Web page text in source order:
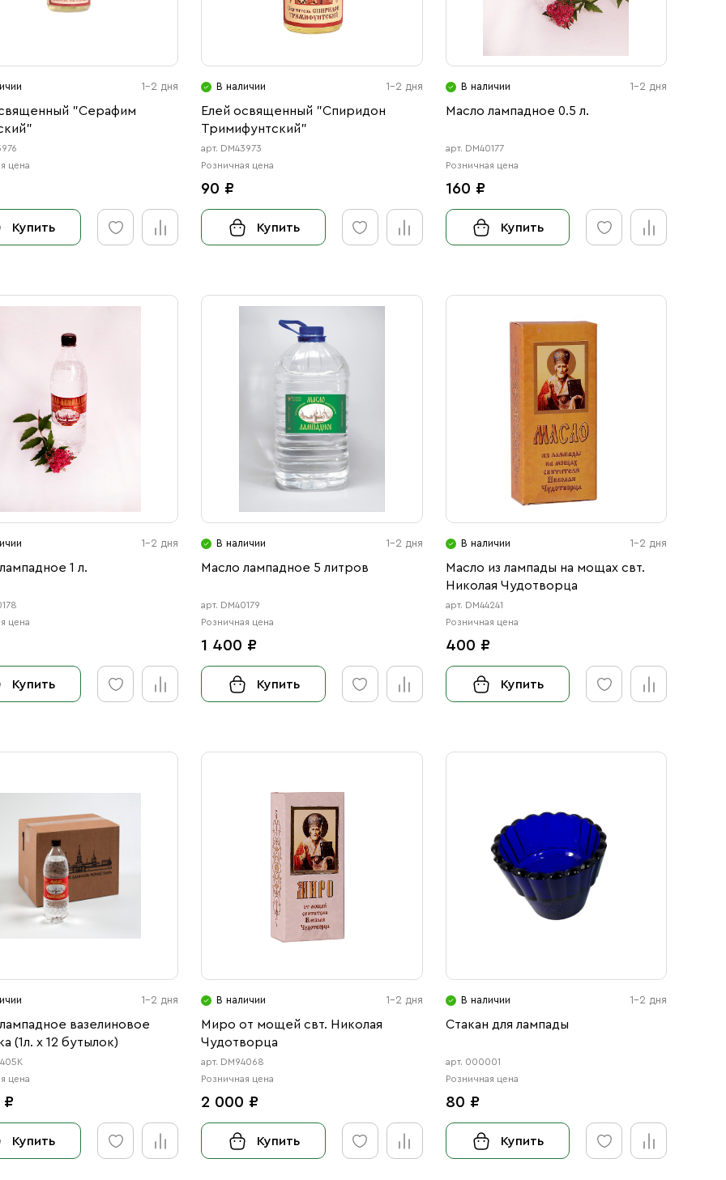
1-2 дня
"Серафим
цена
Купить
В наличии 1-2 дня
Елей освященный "Спиридон
Тримифунтский"
арт. DM43973
Розничная цена
90 ₽
Купить
В наличии 1-2 дня
Масло лампадное 0.5 л.
арт. DM40177
Розничная цена
160 ₽
Купить
1-2 дня
1 л.
цена
Купить
В наличии 1-2 дня
Масло лампадное 5 литров
арт. DM40179
Розничная цена
1 400 ₽
Купить
В наличии 1-2 дня
Масло из лампады на мощах свт.
Николая Чудотворца
арт. DM44241
Розничная цена
400 ₽
Купить
1-2 дня
вазелиновое
(1л. x 12 бутылок)
цена
₽
Купить
В наличии 1-2 дня
Миро от мощей свт. Николая
Чудотворца
арт. DM94068
Розничная цена
2 000 ₽
Купить
В наличии 1-2 дня
Стакан для лампады
арт. 000001
Розничная цена
80 ₽
Купить